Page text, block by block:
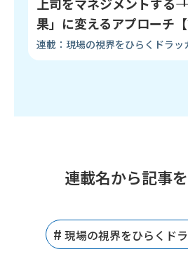
果」に変えるアプローチ【
連載：現場の視界をひらくドラッ
連載名から記事
現場の視界をひらくド